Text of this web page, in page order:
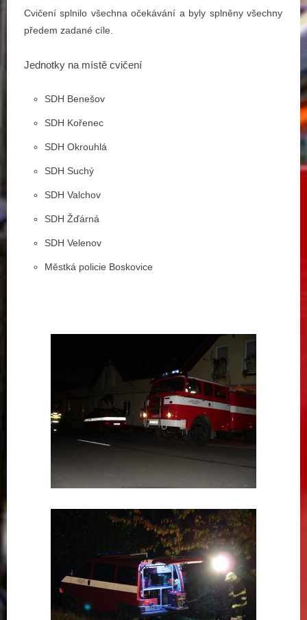
Cvičení splnilo všechna očekávání a byly splněny všechny
předem zadané cíle.
Jednotky na místě cvičení
SDH Benešov
SDH Kořenec
SDH Okrouhlá
SDH Suchý
SDH Valchov
SDH Žďárná
SDH Velenov
Městká policie Boskovice